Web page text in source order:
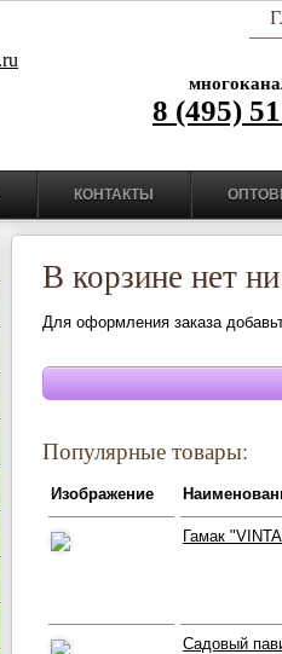
8 (495)
КОНТАКТЫ
В корзине нет
Для оформления заказа
Популярные товары:
Изображение
Гамак
Садовый